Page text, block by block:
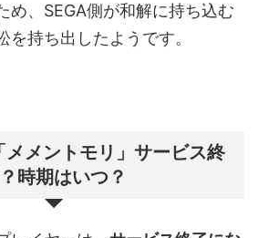
め、SEGA側が和解に持ち込む
を持ち出したようです。
メントモリ」サービス終
時期はいつ？